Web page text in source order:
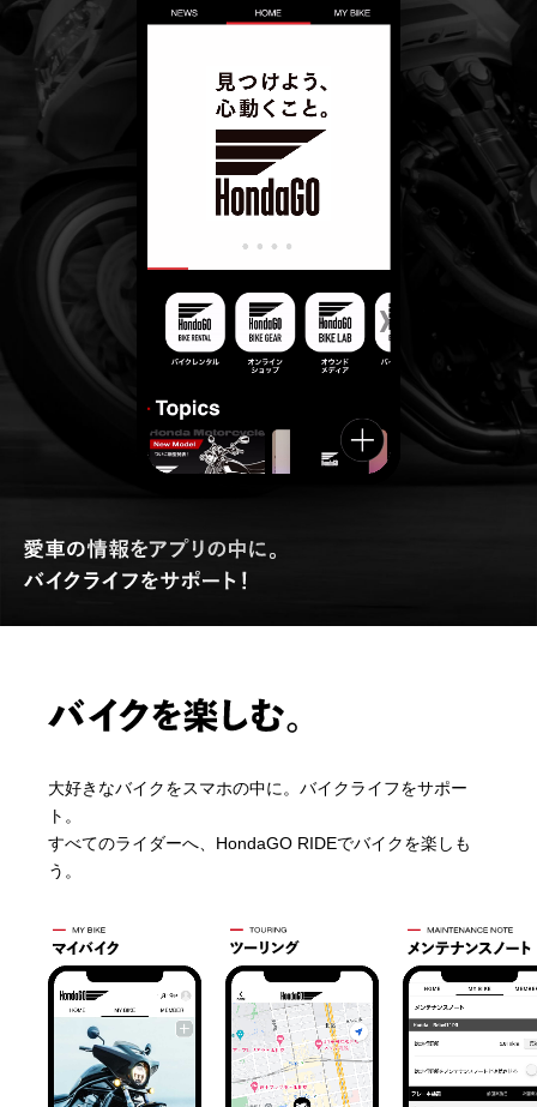
大好きなバイクをスマホの中に。バイクライフをサポー
ト。
すべてのライダーへ、HondaGO RIDEでバイクを楽しも
う。